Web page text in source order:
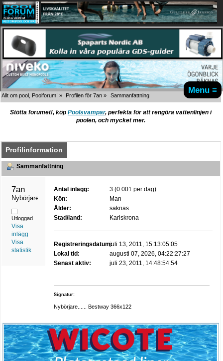
Menu ≡
Allt om pool, Poolforum! » Profilen för 7an » Sammanfattning
Stötta forumet!, köp Poolsvampar, perfekta för att rengöra vattenlinjen i
poolen, och mycket mer.
Profilinformation
Sammanfattning
7an
Nybörjare
Utloggad
Visa
inlägg
Visa
statistik
Antal inlägg:
3 (0.001 per dag)
Kön:
Man
Ålder:
saknas
Stad/land:
Karlskrona
Registreringsdatum:juli 13, 2011, 15:13:05:05
Lokal tid:
augusti 07, 2026, 04:22:27:27
Senast aktiv:
juli 23, 2011, 14:48:54:54
Signatur:
Nybörjare...... Bestway 366x122